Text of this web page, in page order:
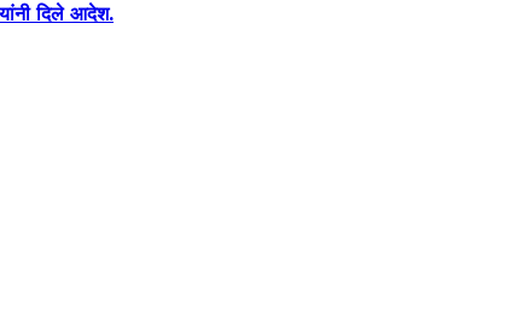
दिले आदेश.